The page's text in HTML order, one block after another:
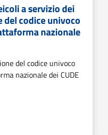
a servizio dei
codice univoco
nazionale
del codice univoco
nazionale dei CUDE